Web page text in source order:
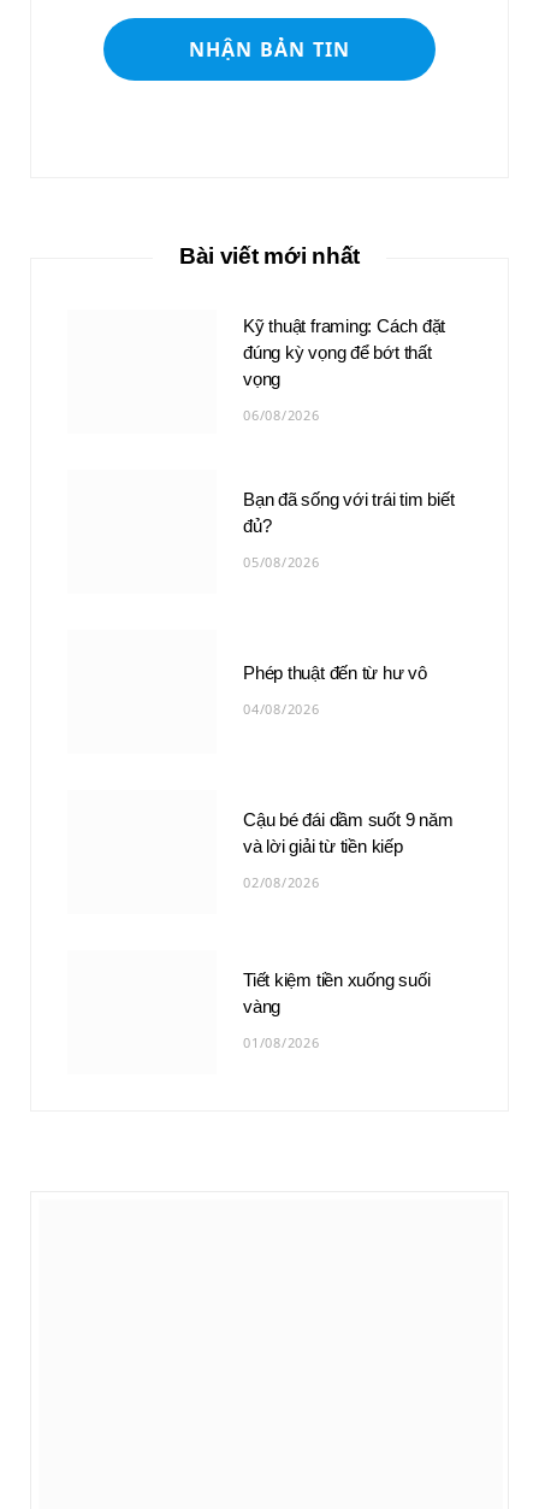
Bài viết mới nhất
Kỹ thuật framing: Cách đặt
đúng kỳ vọng để bớt thất
vọng
06/08/2026
Bạn đã sống với trái tim biết
đủ?
05/08/2026
Phép thuật đến từ hư vô
04/08/2026
Cậu bé đái dầm suốt 9 năm
và lời giải từ tiền kiếp
02/08/2026
Tiết kiệm tiền xuống suối
vàng
01/08/2026